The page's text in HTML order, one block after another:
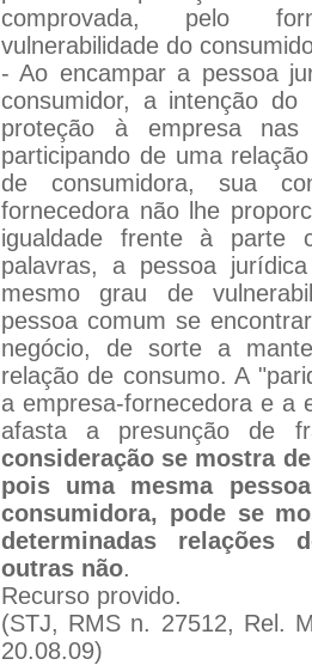
comprovada, pelo
vulnerabilidade do
- Ao encampar a pessoa
consumidor, a intenção do
proteção à empresa
participando de uma
de consumidora, sua
fornecedora não lhe
igualdade frente à parte
palavras, a pessoa
mesmo grau de
pessoa comum se
negócio, de sorte a
relação de consumo. A
a empresa-fornecedora e a
afasta a presunção de
consideração se mostra
pois uma mesma
consumidora, pode se
determinadas relações
outras não.
Recurso provido.
(STJ, RMS n. 27512, Rel.
20.08.09)